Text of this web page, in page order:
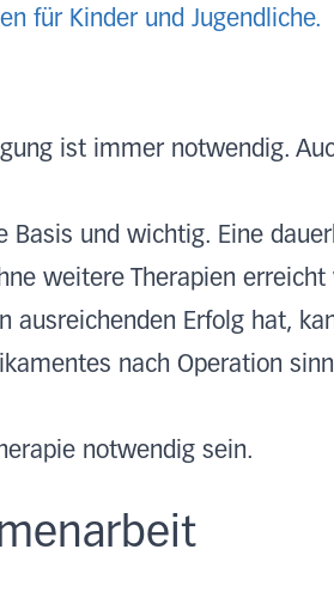
für Kinder und Jugendliche.
ist immer notwendig.
Basis und wichtig. Eine
weitere Therapien erreicht
ausreichenden Erfolg hat,
nach Operation
notwendig sein.